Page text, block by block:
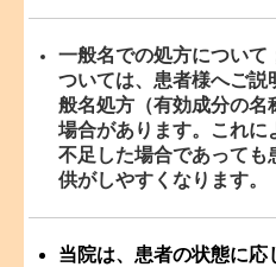
一般名での処方について
ついては、患者様へご説
般名処方（有効成分の名
場合があります。これに
不足した場合であっても
供がしやすくなります。
当院は、患者の状態に